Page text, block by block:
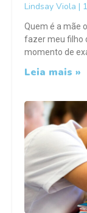
Lindsay Viola
Quem é a mãe
fazer meu filho
momento de
Leia mais »